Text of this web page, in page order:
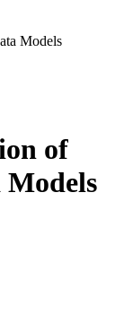
Models
of